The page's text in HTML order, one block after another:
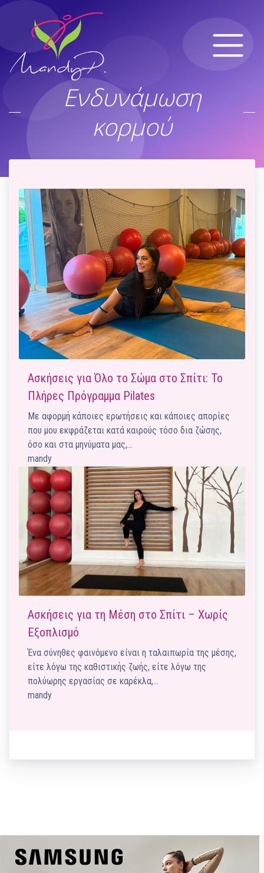
Ενδυνάμωση
κορμού
Ασκήσεις για Όλο το Σώμα στο Σπίτι: Το
Πλήρες Πρόγραμμα Pilates
Με αφορμή κάποιες ερωτήσεις και κάποιες απορίες
που μου εκφράζεται κατά καιρούς τόσο δια ζώσης,
όσο και στα μηνύματα μας,…
mandy
Ασκήσεις για τη Μέση στο Σπίτι – Χωρίς
Εξοπλισμό
Ένα σύνηθες φαινόμενο είναι η ταλαιπωρία της μέσης,
είτε λόγω της καθιστικής ζωής, είτε λόγω της
πολύωρης εργασίας σε καρέκλα,…
mandy